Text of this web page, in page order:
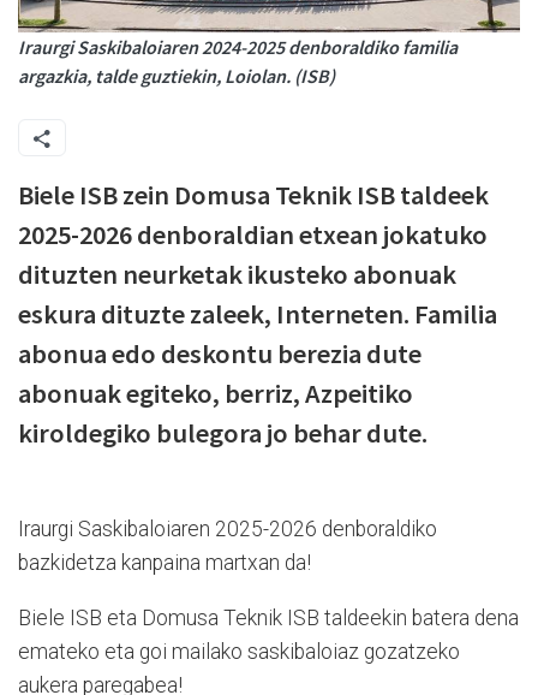
Iraurgi Saskibaloiaren 2024-2025 denboraldiko familia
argazkia, talde guztiekin, Loiolan. (ISB)
Biele ISB zein Domusa Teknik ISB taldeek
2025-2026 denboraldian etxean jokatuko
dituzten neurketak ikusteko abonuak
eskura dituzte zaleek, Interneten. Familia
abonua edo deskontu berezia dute
abonuak egiteko, berriz, Azpeitiko
kiroldegiko bulegora jo behar dute.
Iraurgi Saskibaloiaren 2025-2026 denboraldiko
bazkidetza kanpaina martxan da!
Biele ISB eta Domusa Teknik ISB taldeekin batera dena
emateko eta goi mailako saskibaloiaz gozatzeko
aukera paregabea!